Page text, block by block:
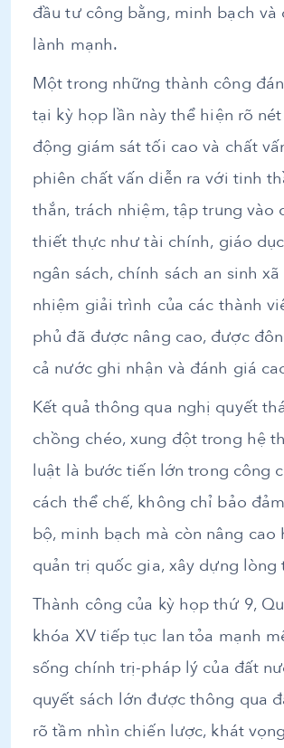
đầu tư công bằng, minh bạch và
lành mạnh.
Một trong những thành công
tại kỳ họp lần này thể hiện rõ
động giám sát tối cao và chất
phiên chất vấn diễn ra với tinh
thắn, trách nhiệm, tập trung vào
thiết thực như tài chính, giáo
ngân sách, chính sách an sinh
nhiệm giải trình của các thành
phủ đã được nâng cao, được
cả nước ghi nhận và đánh giá
Kết quả thông qua nghị quyết
chồng chéo, xung đột trong hệ
luật là bước tiến lớn trong công
cách thể chế, không chỉ bảo
bộ, minh bạch mà còn nâng cao
quản trị quốc gia, xây dựng lòng
Thành công của kỳ họp thứ 9,
khóa XV tiếp tục lan tỏa mạnh
sống chính trị-pháp lý của đất
quyết sách lớn được thông qua
rõ tầm nhìn chiến lược, khát